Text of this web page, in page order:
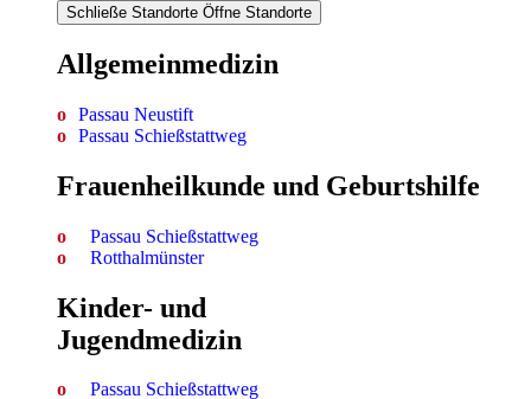
Schließe Standorte Öffne Standorte
Allgemein­medizin
Passau Neustift
Passau Schießstattweg
Frauenheilkunde und Geburtshilfe
Passau Schießstattweg
Rotthalmünster
Kinder- und
Jugendmedizin
Passau Schießstattweg